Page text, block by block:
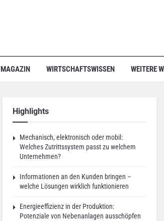
MAGAZIN WIRTSCHAFTSWISSEN WEITERE
Highlights
Mechanisch, elektronisch oder mobil:
Welches Zutrittssystem passt zu welchem
Unternehmen?
Informationen an den Kunden bringen –
welche Lösungen wirklich funktionieren
Energieeffizienz in der Produktion:
Potenziale von Nebenanlagen ausschöpfen